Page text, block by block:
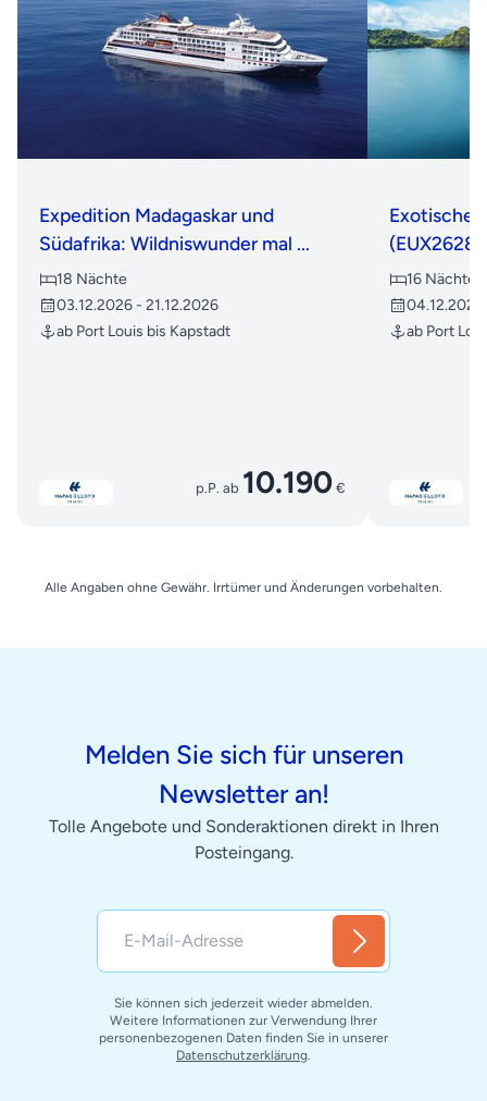
Expedition Madagaskar und
Südafrika: Wildniswunder mal ...
18 Nächte
03.12.2026 - 21.12.2026
ab Port Louis bis Kapstadt
p.P. ab 10.190€
Exotische
(EUX2628)
16 Nächte
ab Port
Alle Angaben ohne Gewähr. Irrtümer und Änderungen vorbehalten.
Melden Sie sich für unseren
Newsletter an!
Tolle Angebote und Sonderaktionen direkt in Ihren
Posteingang.
Sie können sich jederzeit wieder abmelden.
Weitere Informationen zur Verwendung Ihrer
personenbezogenen Daten finden Sie in unserer
Datenschutzerklärung.